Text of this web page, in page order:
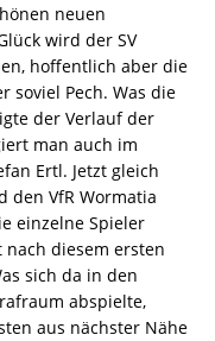
neuen
wird der SV
hoffentlich aber die
soviel Pech. Was die
der Verlauf der
man auch im
Ertl. Jetzt gleich
den VfR Wormatia
einzelne Spieler
diesem ersten
sich da in den
abspielte,
aus nächster Nähe